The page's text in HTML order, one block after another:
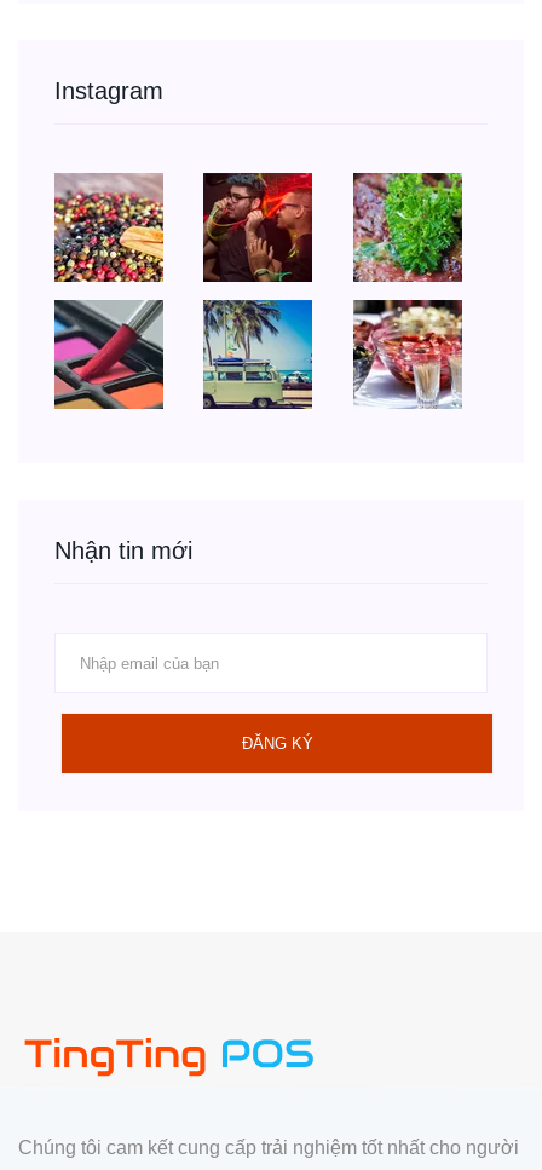
Instagram
Nhận tin mới
ĐĂNG KÝ
Chúng tôi cam kết cung cấp trải nghiệm tốt nhất cho người